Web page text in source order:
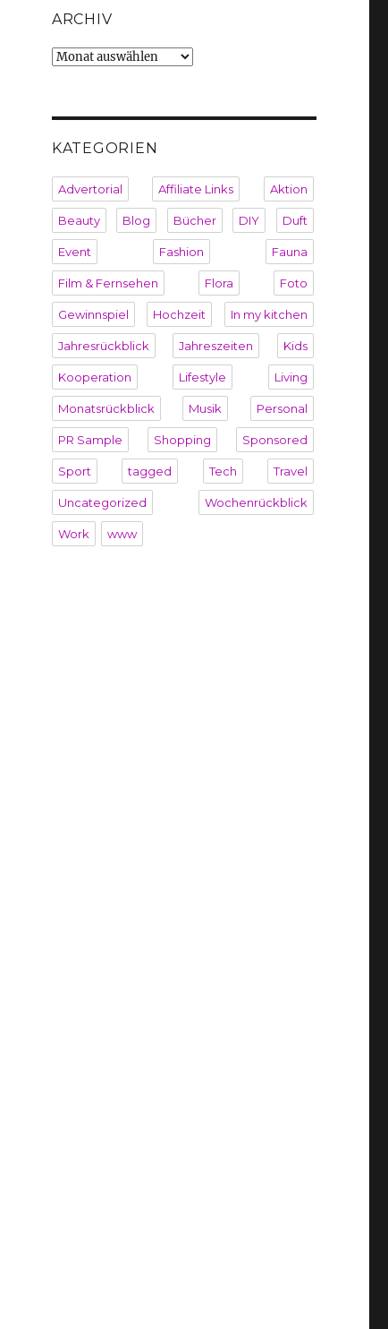
ARCHIV
Archiv
KATEGORIEN
Advertorial Affiliate Links Aktion
Beauty Blog Bücher DIY Duft
Event Fashion Fauna
Film & Fernsehen Flora Foto
Gewinnspiel Hochzeit In my kitchen
Jahresrückblick Jahreszeiten Kids
Kooperation Lifestyle Living
Monatsrückblick Musik Personal
PR Sample Shopping Sponsored
Sport tagged Tech Travel
Uncategorized Wochenrückblick
Work www